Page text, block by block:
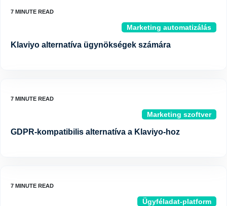
Marketing automatizálás
Klaviyo alternatíva ügynökségek számára
Marketing szoftver
GDPR-kompatibilis alternatíva a Klaviyo-hoz
Ügyféladat-platform